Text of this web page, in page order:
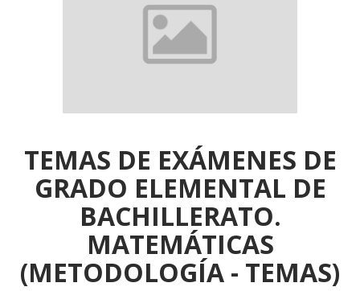
TEMAS DE EXÁMENES DE
GRADO ELEMENTAL DE
BACHILLERATO.
MATEMÁTICAS
(METODOLOGÍA - TEMAS)